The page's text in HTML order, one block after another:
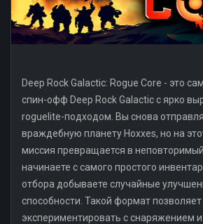
Deep Rock Galactic: Rogue Core - это
спин-офф Deep Rock Galactic с ярко
roguelite-подходом. Вы снова
враждебную планету Hoxxes, но на
миссия превращается в
начинаете с самого простого
отбора добываете случайные
способности. Такой формат позволяет
экспериментировать с снаряжением